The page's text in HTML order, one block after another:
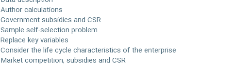
Author calculations
Government subsidies and CSR
Sample self-selection problem
Replace key variables
Consider the life cycle characteristics of the enterprise
Market competition, subsidies and CSR